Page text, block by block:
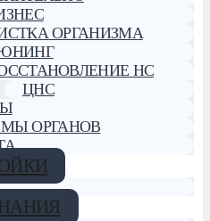
ОРГАНИЗМА
НС
ЦНС
ОРГАНОВ